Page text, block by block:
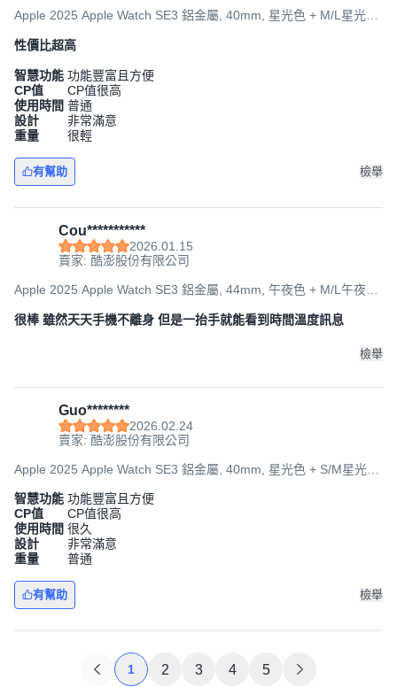
Apple 2025 Apple Watch SE3 鋁金屬, 40mm, 星光色 + M/L星光色
性價比超高
智慧功能 功能豐富且方便
CP值
CP值很高
使用時間 普通
設計
非常滿意
重量
很輕
有幫助 檢舉
Cou***********
2026.01.15
賣家: 酷澎股份有限公司
Apple 2025 Apple Watch SE3 鋁金屬, 44mm, 午夜色 + M/L午夜色
很棒 雖然天天手機不離身 但是一抬手就能看到時間溫度訊息
檢舉
Guo********
2026.02.24
賣家: 酷澎股份有限公司
Apple 2025 Apple Watch SE3 鋁金屬, 40mm, 星光色 + S/M星光色
智慧功能 功能豐富且方便
CP值
CP值很高
使用時間 很久
設計
非常滿意
重量
普通
有幫助 檢舉
1 2 3 4 5